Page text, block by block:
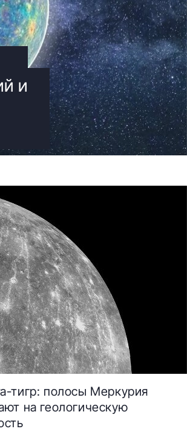
и
тигр: полосы Меркурия
на геологическую